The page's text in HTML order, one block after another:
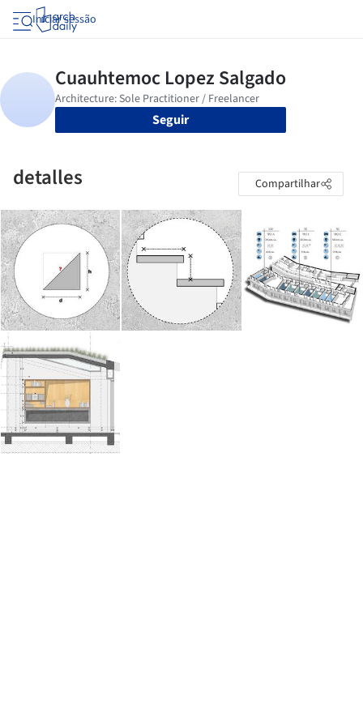
Iniciar sessão
Seguir
detalles Compartilhar